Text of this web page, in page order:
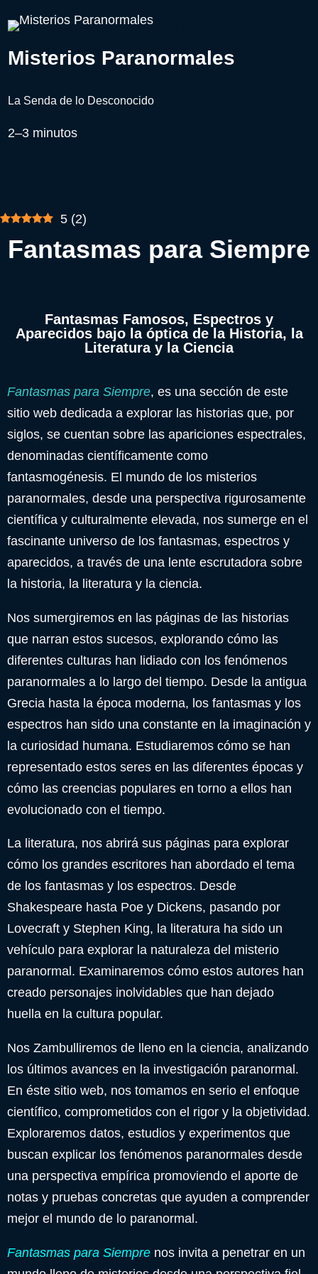
Misterios Paranormales
La Senda de lo Desconocido
2–3 minutos
5 (2)
Fantasmas para Siempre
Fantasmas Famosos, Espectros y
Aparecidos bajo la óptica de la Historia, la
Literatura y la Ciencia
Fantasmas para Siempre, es una sección de este
sitio web dedicada a explorar las historias que, por
siglos, se cuentan sobre las apariciones espectrales,
denominadas científicamente como
fantasmogénesis. El mundo de los misterios
paranormales, desde una perspectiva rigurosamente
científica y culturalmente elevada, nos sumerge en el
fascinante universo de los fantasmas, espectros y
aparecidos, a través de una lente escrutadora sobre
la historia, la literatura y la ciencia.
Nos sumergiremos en las páginas de las historias
que narran estos sucesos, explorando cómo las
diferentes culturas han lidiado con los fenómenos
paranormales a lo largo del tiempo. Desde la antigua
Grecia hasta la época moderna, los fantasmas y los
espectros han sido una constante en la imaginación y
la curiosidad humana. Estudiaremos cómo se han
representado estos seres en las diferentes épocas y
cómo las creencias populares en torno a ellos han
evolucionado con el tiempo.
La literatura, nos abrirá sus páginas para explorar
cómo los grandes escritores han abordado el tema
de los fantasmas y los espectros. Desde
Shakespeare hasta Poe y Dickens, pasando por
Lovecraft y Stephen King, la literatura ha sido un
vehículo para explorar la naturaleza del misterio
paranormal. Examinaremos cómo estos autores han
creado personajes inolvidables que han dejado
huella en la cultura popular.
Nos Zambulliremos de lleno en la ciencia, analizando
los últimos avances en la investigación paranormal.
En éste sitio web, nos tomamos en serio el enfoque
científico, comprometidos con el rigor y la objetividad.
Exploraremos datos, estudios y experimentos que
buscan explicar los fenómenos paranormales desde
una perspectiva empírica promoviendo el aporte de
notas y pruebas concretas que ayuden a comprender
mejor el mundo de lo paranormal.
Fantasmas para Siempre nos invita a penetrar en un